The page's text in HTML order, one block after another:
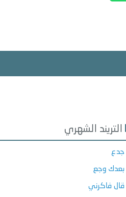
التريند الشهري
جدع
بعدك وجع
قال فاكرني